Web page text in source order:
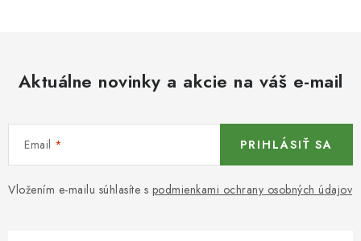
Aktuálne novinky a akcie na váš e-mail
Email
Vložením e-mailu súhlasíte s podmienkami ochrany osobných údajov
PRIHLÁSIŤ SA